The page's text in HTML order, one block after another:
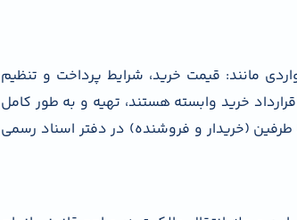
مانند: قیمت خرید، شرایط پرداخت و تنظیم
خرید وابسته هستند، تهیه و به طور کامل
(خریدار و فروشنده) در دفتر اسناد رسمی